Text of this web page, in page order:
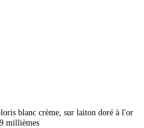
blanc crème, sur laiton doré à l'or
millièmes